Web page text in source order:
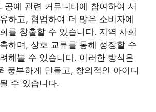
공예 관련 커뮤니티에 참여하여 서
하고, 협업하여 더 많은 소비자에
를 창출할 수 있습니다. 지역 사회
하며, 상호 교류를 통해 성장할 수
해볼 수 있습니다. 이러한 방식은
풍부하게 만들고, 창의적인 아이디
수 있습니다.